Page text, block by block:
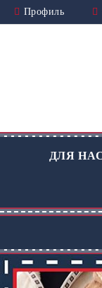
Профиль
ДЛЯ